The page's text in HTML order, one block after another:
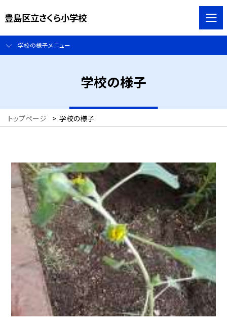
豊島区立さくら小学校
学校の様子メニュー
学校の様子
トップページ > 学校の様子